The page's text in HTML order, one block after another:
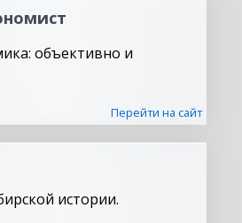
объективно и
Перейти на сайт
истории.